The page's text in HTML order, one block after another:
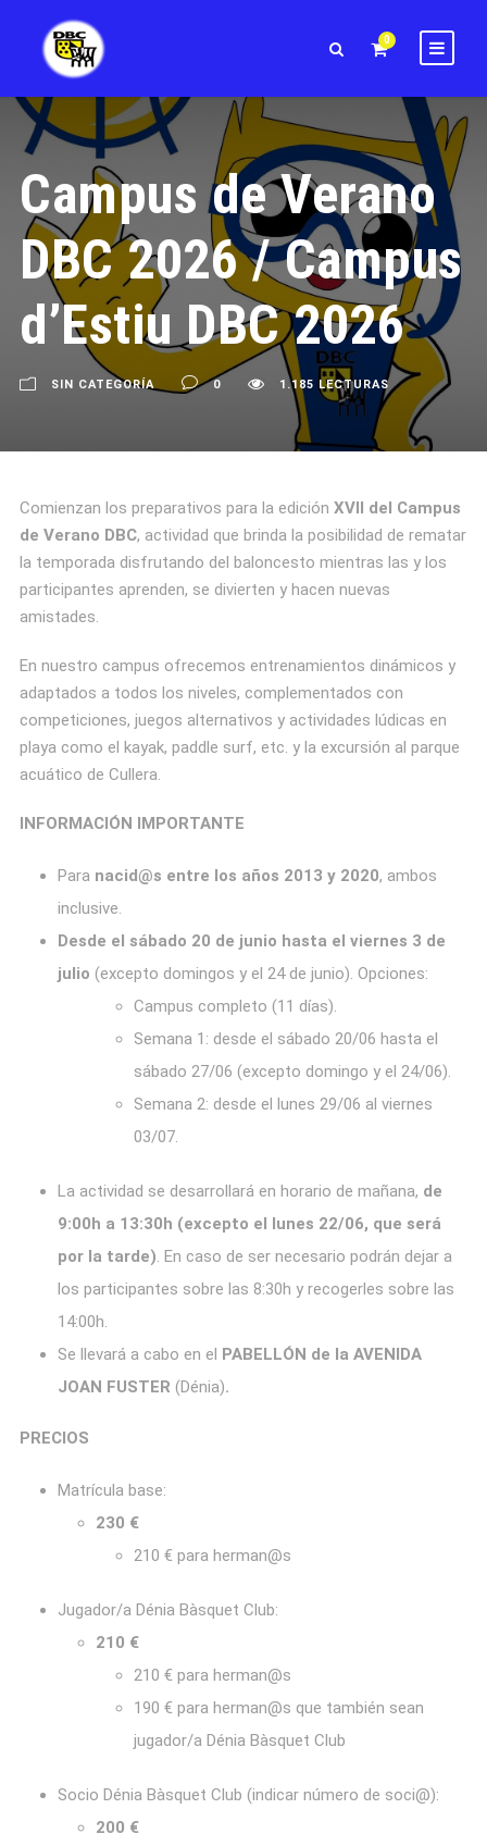
0
Campus de Verano
DBC 2026 / Campus
d’Estiu DBC 2026
SIN CATEGORÍA 0 1.185 LECTURAS
Comienzan los preparativos para la edición XVII del Campus
de Verano DBC, actividad que brinda la posibilidad de rematar
la temporada disfrutando del baloncesto mientras las y los
participantes aprenden, se divierten y hacen nuevas
amistades.
En nuestro campus ofrecemos entrenamientos dinámicos y
adaptados a todos los niveles, complementados con
competiciones, juegos alternativos y actividades lúdicas en
playa como el kayak, paddle surf, etc. y la excursión al parque
acuático de Cullera.
INFORMACIÓN IMPORTANTE
Para nacid@s entre los años 2013 y 2020, ambos
inclusive.
Desde el sábado 20 de junio hasta el viernes 3 de
julio (excepto domingos y el 24 de junio). Opciones:
Campus completo (11 días).
Semana 1: desde el sábado 20/06 hasta el
sábado 27/06 (excepto domingo y el 24/06).
Semana 2: desde el lunes 29/06 al viernes
03/07.
La actividad se desarrollará en horario de mañana, de
9:00h a 13:30h (excepto el lunes 22/06, que será
por la tarde). En caso de ser necesario podrán dejar a
los participantes sobre las 8:30h y recogerles sobre las
14:00h.
Se llevará a cabo en el PABELLÓN de la AVENIDA
JOAN FUSTER (Dénia).
PRECIOS
Matrícula base:
230 €
210 € para herman@s
Jugador/a Dénia Bàsquet Club:
210 €
210 € para herman@s
190 € para herman@s que también sean
jugador/a Dénia Bàsquet Club
Socio Dénia Bàsquet Club (indicar número de soci@):
200 €